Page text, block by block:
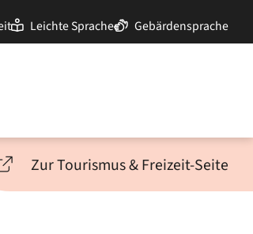
Leichte Sprache Gebärdensprache
Zur Tourismus & Freizeit-Seite